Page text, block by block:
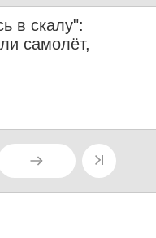
в скалу":
самолёт,